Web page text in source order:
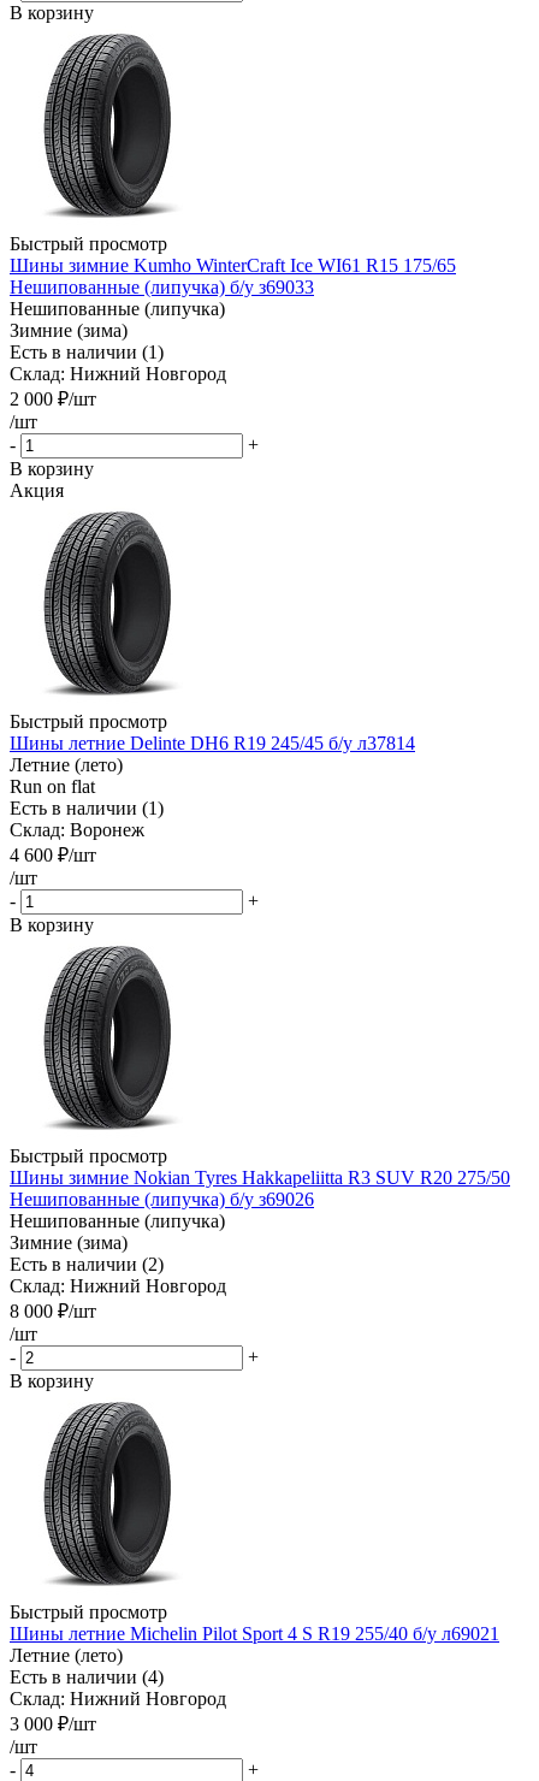
В корзину
Быстрый просмотр
Шины зимние Kumho WinterCraft Ice WI61 R15 175/65
Нешипованные (липучка) б/у з69033
Нешипованные (липучка)
Зимние (зима)
Есть в наличии (1)
Склад: Нижний Новгород
2 000 ₽/шт
/шт
-
+
В корзину
Акция
Быстрый просмотр
Шины летние Delinte DH6 R19 245/45 б/у л37814
Летние (лето)
Run on flat
Есть в наличии (1)
Склад: Воронеж
4 600 ₽/шт
/шт
-
+
В корзину
Быстрый просмотр
Шины зимние Nokian Tyres Hakkapeliitta R3 SUV R20 275/50
Нешипованные (липучка) б/у з69026
Нешипованные (липучка)
Зимние (зима)
Есть в наличии (2)
Склад: Нижний Новгород
8 000 ₽/шт
/шт
-
+
В корзину
Быстрый просмотр
Шины летние Michelin Pilot Sport 4 S R19 255/40 б/у л69021
Летние (лето)
Есть в наличии (4)
Склад: Нижний Новгород
3 000 ₽/шт
/шт
-
+